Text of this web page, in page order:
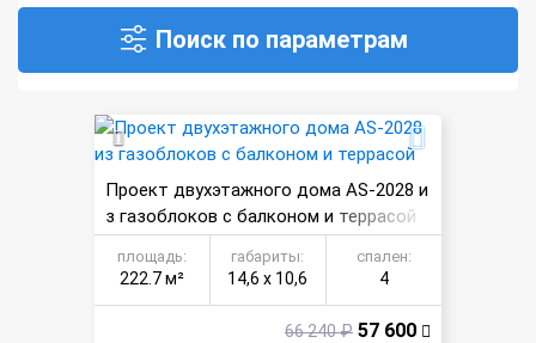
Поиск по параметрам
Проект двухэтажного дома AS-2028 и
з газоблоков с балконом и террасой
площадь:
222.7 м²
габариты:
14,6 х 10,6
спален:
4
66 240 ₽ 57 600